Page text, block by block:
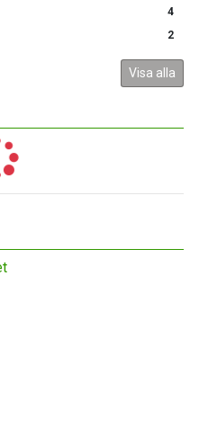
4
2
Visa alla